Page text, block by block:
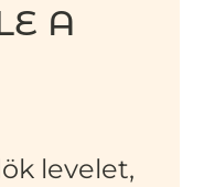
A
levelet,